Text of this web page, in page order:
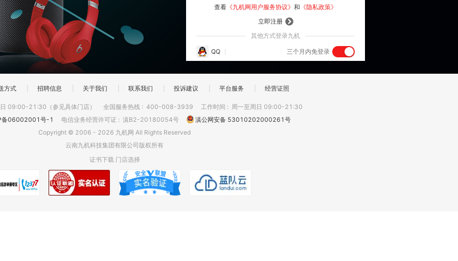
立即注册
其他方式登录九机
QQ 三个月内免登录
查看 《九机网用户服务协议》 和 《隐私政策》
方式 招聘信息 关于我们 联系我们 投诉建议 平台服务 经营证照
09:00-21:30（参见具体门店） 全国服务热线 : 400-008-3939 工作时间 : 周一至周日 09:00-21:30
备06002001号-1
电信业务经营许可证 : 滇B2-20180054号
滇公网安备 53010202000261号
Copyright © 2006 - 2026 九机网 All Rights Reserved
云南九机科技集团有限公司版权所有
证书下载 门店选择